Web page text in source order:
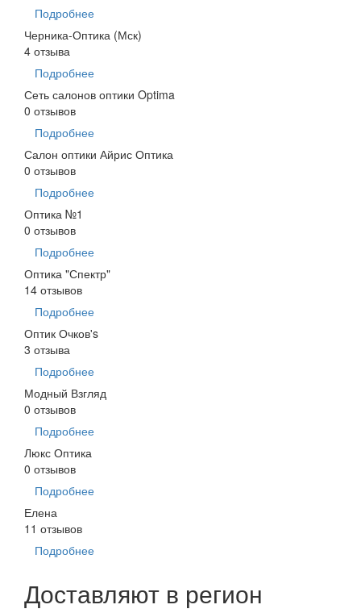
Подробнее
Черника-Оптика (Мск)
4 отзыва
Подробнее
Сеть салонов оптики Optima
0 отзывов
Подробнее
Салон оптики Айрис Оптика
0 отзывов
Подробнее
Оптика №1
0 отзывов
Подробнее
Оптика "Спектр"
14 отзывов
Подробнее
Оптик Очков's
3 отзыва
Подробнее
Модный Взгляд
0 отзывов
Подробнее
Люкс Оптика
0 отзывов
Подробнее
Елена
11 отзывов
Подробнее
Доставляют в регион